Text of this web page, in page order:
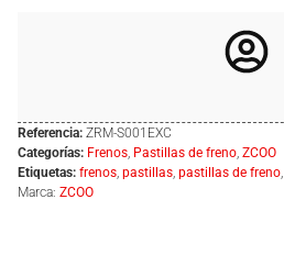
Referencia: ZRM-S001EXC
Categorías: Frenos, Pastillas de freno, ZCOO
Etiquetas: frenos, pastillas, pastillas de freno,
Marca: ZCOO